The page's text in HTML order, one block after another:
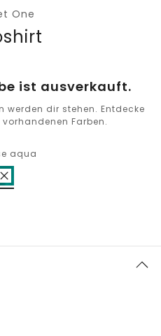
One
ist ausverkauft.
werden dir stehen. Entdecke
Farben.
aqua